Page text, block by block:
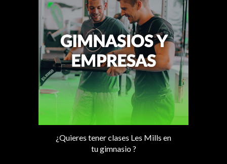
¿Quieres tener clases Les Mills en
tu gimnasio ?